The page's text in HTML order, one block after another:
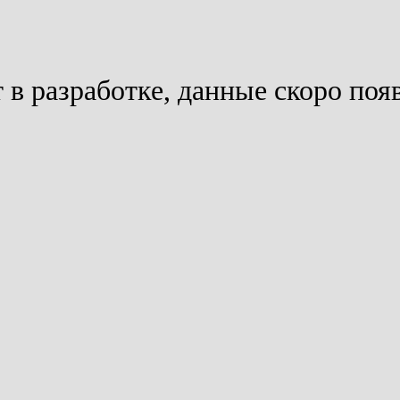
разработке, данные скоро